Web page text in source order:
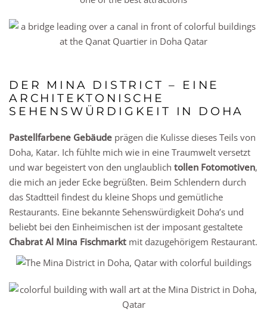
DER MINA DISTRICT – EINE
ARCHITEKTONISCHE
SEHENSWÜRDIGKEIT IN DOHA
Pastellfarbene Gebäude prägen die Kulisse dieses Teils von
Doha, Katar. Ich fühlte mich wie in eine Traumwelt versetzt
und war begeistert von den unglaublich tollen Fotomotiven,
die mich an jeder Ecke begrüßten. Beim Schlendern durch
das Stadtteil findest du kleine Shops und gemütliche
Restaurants. Eine bekannte Sehenswürdigkeit Doha’s und
beliebt bei den Einheimischen ist der imposant gestaltete
Chabrat Al Mina Fischmarkt mit dazugehörigem Restaurant.